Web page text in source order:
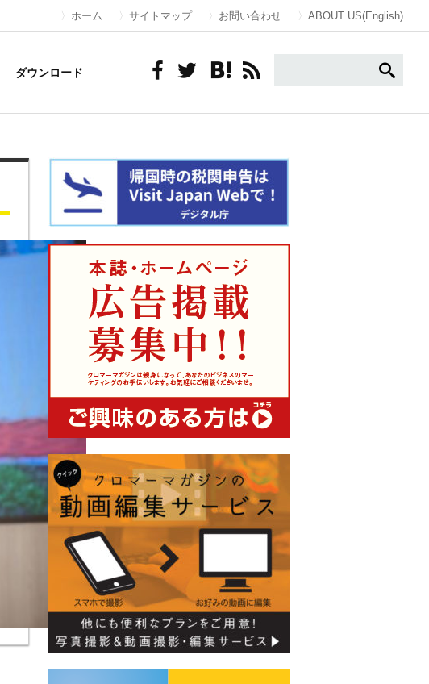
ホーム サイトマップ お問い合わせ ABOUT US(English)
ダウンロード